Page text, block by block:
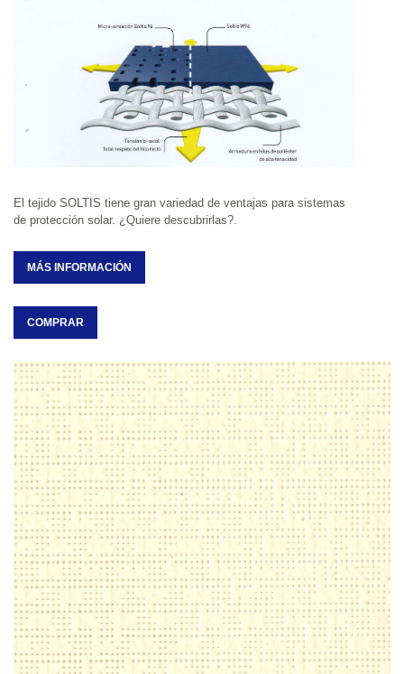
El tejido SOLTIS tiene gran variedad de ventajas para sistemas
de protección solar. ¿Quiere descubrirlas?.
MÁS INFORMACIÓN
COMPRAR